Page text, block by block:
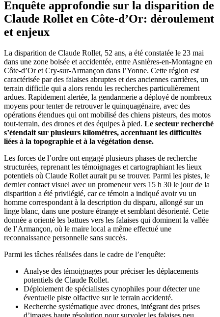
Enquête approfondie sur la disparition de
Claude Rollet en Côte-d’Or: déroulement
et enjeux
La disparition de Claude Rollet, 52 ans, a été constatée le 23 mai
dans une zone boisée et accidentée, entre Asnières-en-Montagne en
Côte-d’Or et Cry-sur-Armançon dans l’Yonne. Cette région est
caractérisée par des falaises abruptes et des anciennes carrières, un
terrain difficile qui a alors rendu les recherches particulièrement
ardues. Rapidement alertée, la gendarmerie a déployé de nombreux
moyens pour tenter de retrouver le quinquagénaire, avec des
opérations étendues qui ont mobilisé des chiens pisteurs, des motos
tout-terrain, des drones et des équipes à pied. Le secteur recherché
s’étendait sur plusieurs kilomètres, accentuant les difficultés
liées à la topographie et à la végétation dense.
Les forces de l’ordre ont engagé plusieurs phases de recherche
structurées, reprenant les témoignages et cartographiant les lieux
potentiels où Claude Rollet aurait pu se trouver. Parmi les pistes, le
dernier contact visuel avec un promeneur vers 15 h 30 le jour de la
disparition a été privilégié, car ce témoin a indiqué avoir vu un
homme correspondant à la description du disparu, allongé sur un
linge blanc, dans une posture étrange et semblant désorienté. Cette
donnée a orienté les battues vers les falaises qui dominent la vallée
de l’Armançon, où le maire local a même effectué une
reconnaissance personnelle sans succès.
Parmi les tâches réalisées dans le cadre de l’enquête:
Analyse des témoignages pour préciser les déplacements
potentiels de Claude Rollet.
Déploiement de spécialistes cynophiles pour détecter une
éventuelle piste olfactive sur le terrain accidenté.
Recherche systématique avec drones, intégrant des prises
d’images haute résolution pour survoler les falaises peu